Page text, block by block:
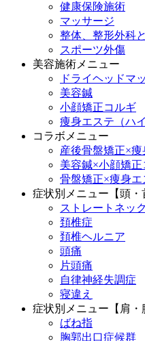
健康保険施術
マッサージ
整体、整形外科
スポーツ外傷
美容施術メニュー
ドライヘッドマ
美容鍼
小顔矯正コルギ
痩身エステ（ハ
コラボメニュー
産後骨盤矯正×痩
美容鍼×小顔矯正
骨盤矯正×痩身エ
症状別メニュー【頭・
ストレートネック
頚椎症
頚椎ヘルニア
頭痛
片頭痛
自律神経失調症
寝違え
症状別メニュー【肩・
ばね指
胸郭出口症候群